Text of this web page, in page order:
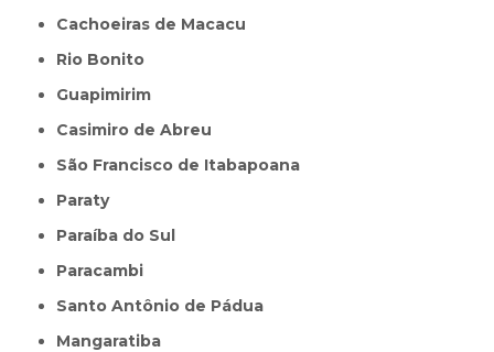
Cachoeiras de Macacu
Rio Bonito
Guapimirim
Casimiro de Abreu
São Francisco de Itabapoana
Paraty
Paraíba do Sul
Paracambi
Santo Antônio de Pádua
Mangaratiba